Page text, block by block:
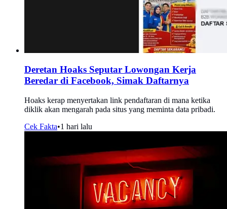
Deretan Hoaks Seputar Lowongan Kerja
Beredar di Facebook, Simak Daftarnya
Hoaks kerap menyertakan link pendaftaran di mana ketika
diklik akan mengarah pada situs yang meminta data pribadi.
Cek Fakta•1 hari lalu